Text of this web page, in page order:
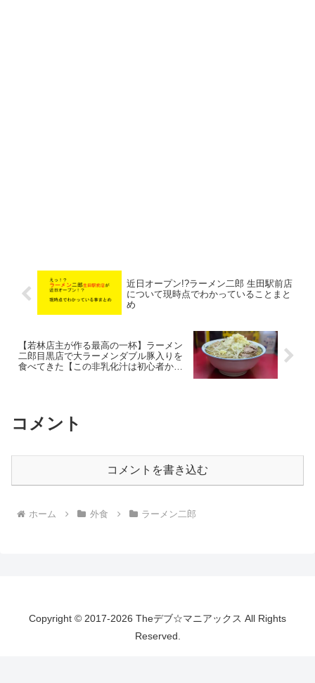
近日オープン!?ラーメン二郎 生田駅前店
について現時点でわかっていることまと
め
【若林店主が作る最高の一杯】ラーメン
二郎目黒店で大ラーメンダブル豚入りを
食べてきた【この非乳化汁は初心者から
コメント
コメントを書き込む
ホーム 外食 ラーメン二郎
Copyright © 2017-2026 Theデブ☆マニアックス All Rights
Reserved.